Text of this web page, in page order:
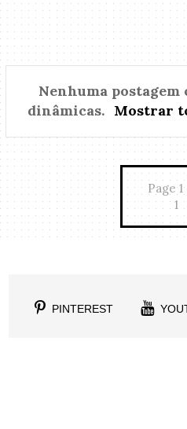
Nenhuma postagem
dinâmicas. Mostrar
Page 1
1
PINTEREST